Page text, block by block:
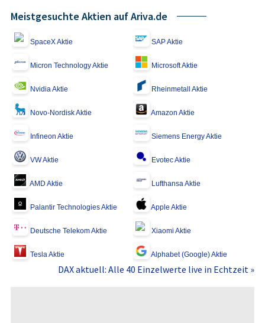
Meistgesuchte Aktien auf Ariva.de
SpaceX Aktie SAP Aktie
Micron Technology Aktie Microsoft Aktie
Nvidia Aktie Rheinmetall Aktie
Novo-Nordisk Aktie Amazon Aktie
Infineon Aktie Siemens Energy Aktie
VW Aktie Evotec Aktie
AMD Aktie Lufthansa Aktie
Palantir Technologies Aktie Apple Aktie
Deutsche Telekom Aktie Xiaomi Aktie
Tesla Aktie Alphabet (Google) Aktie
DAX aktuell: Alle 40 Einzelwerte live in Echtzeit »